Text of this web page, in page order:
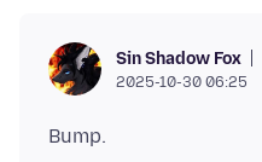
Sin Shadow Fox
2025-10-30 06:25